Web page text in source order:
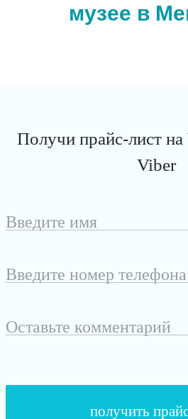
музее в
Получи прайс-лист
Viber
Введите
Введите
Оставьте